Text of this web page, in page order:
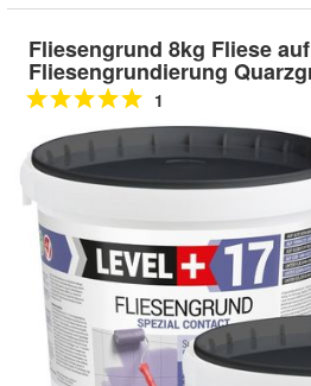
Fliesengrund 8kg Fliese
Fliesengrundierung
1